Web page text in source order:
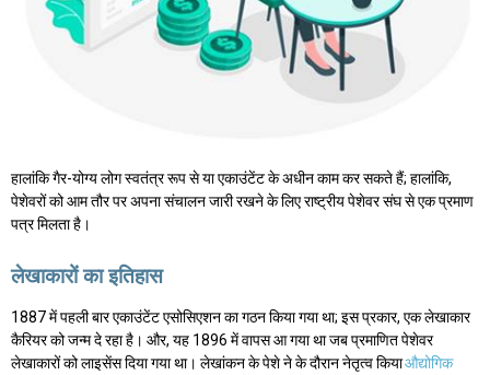
हालांकि गैर-योग्य लोग स्वतंत्र रूप से या एकाउंटेंट के अधीन काम कर सकते हैं; हालांकि,
पेशेवरों को आम तौर पर अपना संचालन जारी रखने के लिए राष्ट्रीय पेशेवर संघ से एक प्रमाण
पत्र मिलता है।
लेखाकारों का इतिहास
1887 में पहली बार एकाउंटेंट एसोसिएशन का गठन किया गया था; इस प्रकार, एक लेखाकार
कैरियर को जन्म दे रहा है। और, यह 1896 में वापस आ गया था जब प्रमाणित पेशेवर
लेखाकारों को लाइसेंस दिया गया था। लेखांकन के पेशे ने के दौरान नेतृत्व कियाऔद्योगिक